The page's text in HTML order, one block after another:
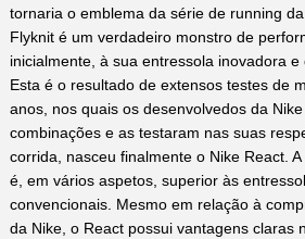
tornaria o emblema da série de running
Flyknit é um verdadeiro monstro de
inicialmente, à sua entressola inovadora e
Esta é o resultado de extensos testes de
anos, nos quais os desenvolvedos da
combinações e as testaram nas suas
corrida, nasceu finalmente o Nike React.
é, em vários aspetos, superior às
convencionais. Mesmo em relação à
da Nike, o React possui vantagens claras